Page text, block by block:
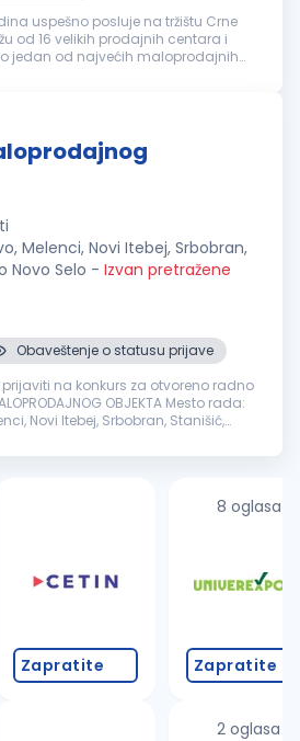
uspešno posluje na tržištu Crne
od 16 velikih prodajnih centara i
jedan od najvećih maloprodajnih
Melenci, Novi Itebej, Srbobran,
Novo Selo - Izvan pretražene
Obaveštenje o statusu prijave
prijaviti na konkurs za otvoreno radno
OBJEKTA Mesto rada:
Novi Itebej, Srbobran, Stanišić,
Zapratite
8 oglasa
Zapratite
2 oglasa